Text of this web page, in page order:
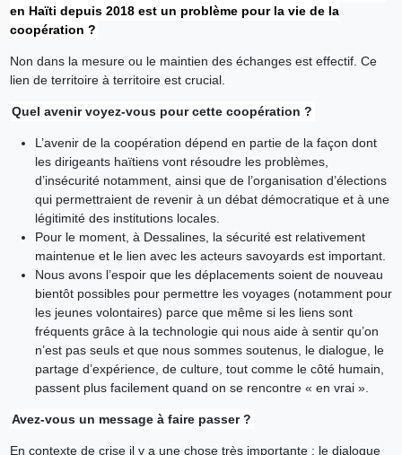
en Haïti depuis 2018 est un problème pour la vie de la
coopération ?
Non dans la mesure ou le maintien des échanges est effectif. Ce
lien de territoire à territoire est crucial.
Quel avenir voyez-vous pour cette coopération ?
L’avenir de la coopération dépend en partie de la façon dont
les dirigeants haïtiens vont résoudre les problèmes,
d’insécurité notamment, ainsi que de l’organisation d’élections
qui permettraient de revenir à un débat démocratique et à une
légitimité des institutions locales.
Pour le moment, à Dessalines, la sécurité est relativement
maintenue et le lien avec les acteurs savoyards est important.
Nous avons l’espoir que les déplacements soient de nouveau
bientôt possibles pour permettre les voyages (notamment pour
les jeunes volontaires) parce que même si les liens sont
fréquents grâce à la technologie qui nous aide à sentir qu’on
n’est pas seuls et que nous sommes soutenus, le dialogue, le
partage d’expérience, de culture, tout comme le côté humain,
passent plus facilement quand on se rencontre « en vrai ».
Avez-vous un message à faire passer ?
En contexte de crise il y a une chose très importante : le dialogue